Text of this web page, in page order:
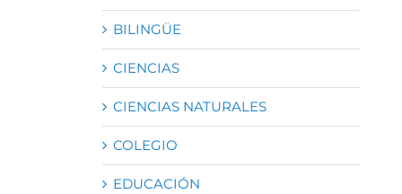
BILINGÜE
CIENCIAS
CIENCIAS NATURALES
COLEGIO
EDUCACIÓN